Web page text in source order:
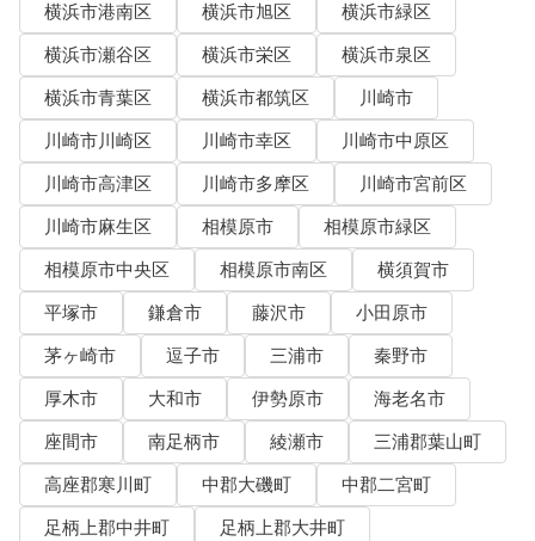
横浜市港南区
横浜市旭区
横浜市緑区
横浜市瀬谷区
横浜市栄区
横浜市泉区
横浜市青葉区
横浜市都筑区
川崎市
川崎市川崎区
川崎市幸区
川崎市中原区
川崎市高津区
川崎市多摩区
川崎市宮前区
川崎市麻生区
相模原市
相模原市緑区
相模原市中央区
相模原市南区
横須賀市
平塚市
鎌倉市 藤沢市
小田原市
茅ヶ崎市
逗子市 三浦市
秦野市
厚木市
大和市 伊勢原市
海老名市
座間市
南足柄市 綾瀬市
三浦郡葉山町
高座郡寒川町
中郡大磯町
中郡二宮町
足柄上郡中井町
足柄上郡大井町